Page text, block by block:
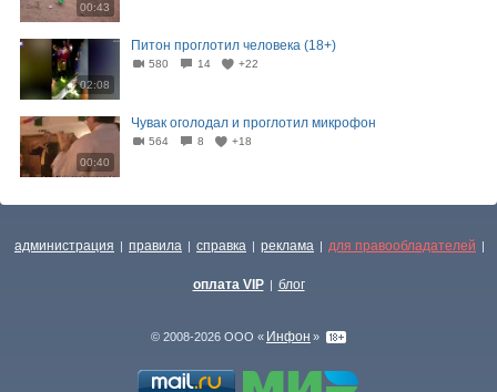
00:43
02:08
Питон проглотил человека (18+)
580 14 +22
00:40
Чувак оголодал и проглотил микрофон
564 8 +18
администрация | правила | справка | реклама | для правообладателей |
оплата VIP | блог
© 2008-2026 ООО « Инфон »